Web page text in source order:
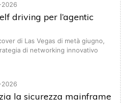
driving per l’agentic
di Las Vegas di metà giugno,
di networking innovativo
la sicurezza mainframe